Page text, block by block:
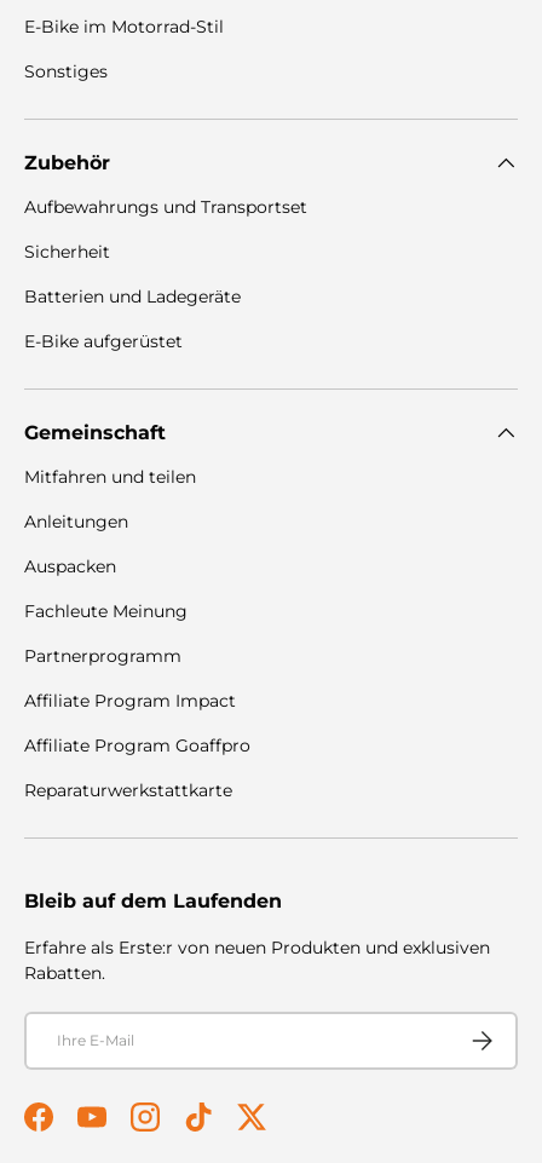
E-Bike im Motorrad-Stil
Sonstiges
Zubehör
Aufbewahrungs und Transportset
Sicherheit
Batterien und Ladegeräte
E-Bike aufgerüstet
Gemeinschaft
Mitfahren und teilen
Anleitungen
Auspacken
Fachleute Meinung
Partnerprogramm
Affiliate Program Impact
Affiliate Program Goaffpro
Reparaturwerkstattkarte
Bleib auf dem Laufenden
Erfahre als Erste:r von neuen Produkten und exklusiven
Rabatten.
E-Mail
FacebookYouTubeInstagramTikTokTwitter